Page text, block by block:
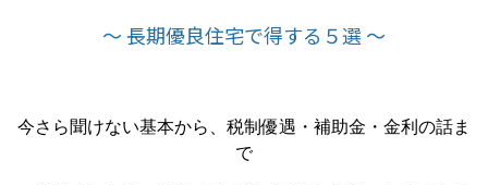
～ 長期優良住宅で得する５選 ～
今さら聞けない基本から、税制優遇・補助金・金利の話ま
で